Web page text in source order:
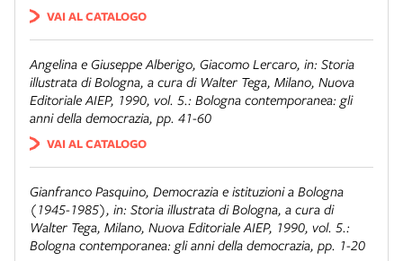
VAI AL CATALOGO
Angelina e Giuseppe Alberigo, Giacomo Lercaro, in: Storia
illustrata di Bologna, a cura di Walter Tega, Milano, Nuova
Editoriale AIEP, 1990, vol. 5.: Bologna contemporanea: gli
anni della democrazia, pp. 41-60
VAI AL CATALOGO
Gianfranco Pasquino, Democrazia e istituzioni a Bologna
(1945-1985), in: Storia illustrata di Bologna, a cura di
Walter Tega, Milano, Nuova Editoriale AIEP, 1990, vol. 5.:
Bologna contemporanea: gli anni della democrazia, pp. 1-20